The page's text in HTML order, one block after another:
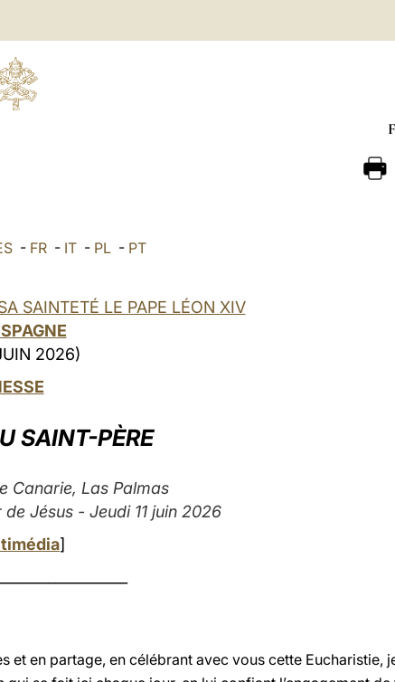
- FR - IT - PL - PT
SAINTETÉ LE PAPE LÉON XIV
2026)
SAINT-PÈRE
Canarie, Las Palmas
Jésus - Jeudi 11 juin 2026
]
en partage, en célébrant avec vous cette Eucharistie,